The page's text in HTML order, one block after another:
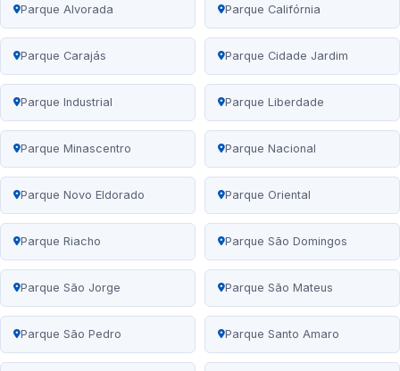
Parque Alvorada Parque Califórnia
Parque Carajás Parque Cidade Jardim
Parque Industrial Parque Liberdade
Parque Minascentro Parque Nacional
Parque Novo Eldorado Parque Oriental
Parque Riacho Parque São Domingos
Parque São Jorge Parque São Mateus
Parque São Pedro Parque Santo Amaro